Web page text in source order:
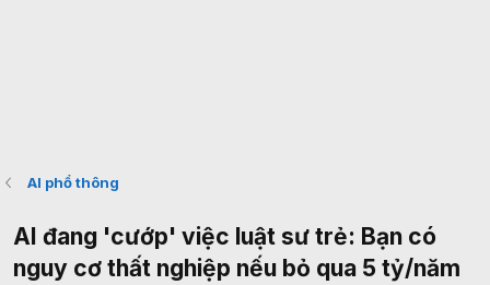
AI phổ thông
AI đang 'cướp' việc luật sư trẻ: Bạn có
nguy cơ thất nghiệp nếu bỏ qua 5 tỷ/năm